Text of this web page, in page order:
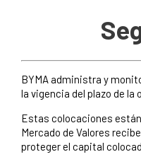
BYMA administra y
la vigencia del plazo de la
Estas colocaciones
Mercado de Valores
proteger el capital